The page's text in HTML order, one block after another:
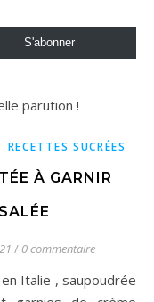
S'abonner
parution !
RECETTES SUCRÉES
À GARNIR
/ 0 commentaire